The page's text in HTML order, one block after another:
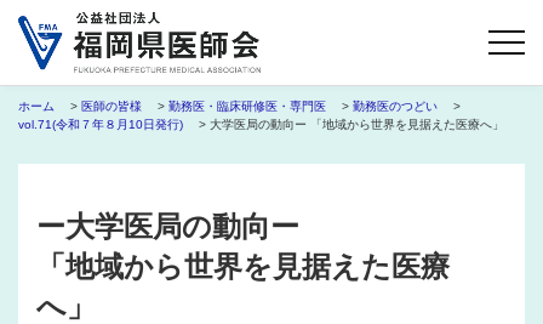
ホーム > 医師の皆様 > 勤務医・臨床研修医・専門医 > 勤務医のつどい
>
vol.71(令和７年８月10日発行)
> 大学医局の動向ー 「地域から世界を見据えた医療へ」
ー大学医局の動向ー
「地域から世界を見据えた医療
へ」